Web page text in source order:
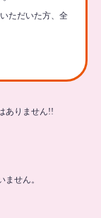
ただいた方、全
ありません!!
せん。